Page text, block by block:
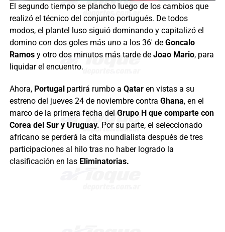
El segundo tiempo se plancho luego de los cambios que
realizó el técnico del conjunto portugués. De todos
modos, el plantel luso siguió dominando y capitalizó el
domino con dos goles más uno a los 36′ deGoncalo
Ramosy otro dos minutos más tarde de Joao Mario, para
liquidar el encuentro.
Ahora, Portugal partirá rumbo a Qataren vistas a su
estreno del jueves 24 de noviembre contra Ghana, en el
marco de la primera fecha del Grupo H que comparte con
Corea del Sur y Uruguay. Por su parte, el seleccionado
africano se perderá la cita mundialista después de tres
participaciones al hilo tras no haber logrado la
clasificación en lasEliminatorias.